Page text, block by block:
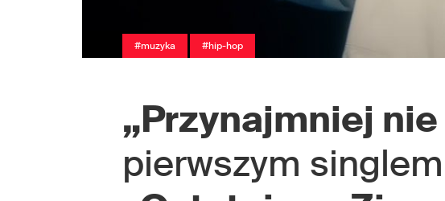
#muzyka #hip-hop
„Przynajmniej nie
pierwszym singlem